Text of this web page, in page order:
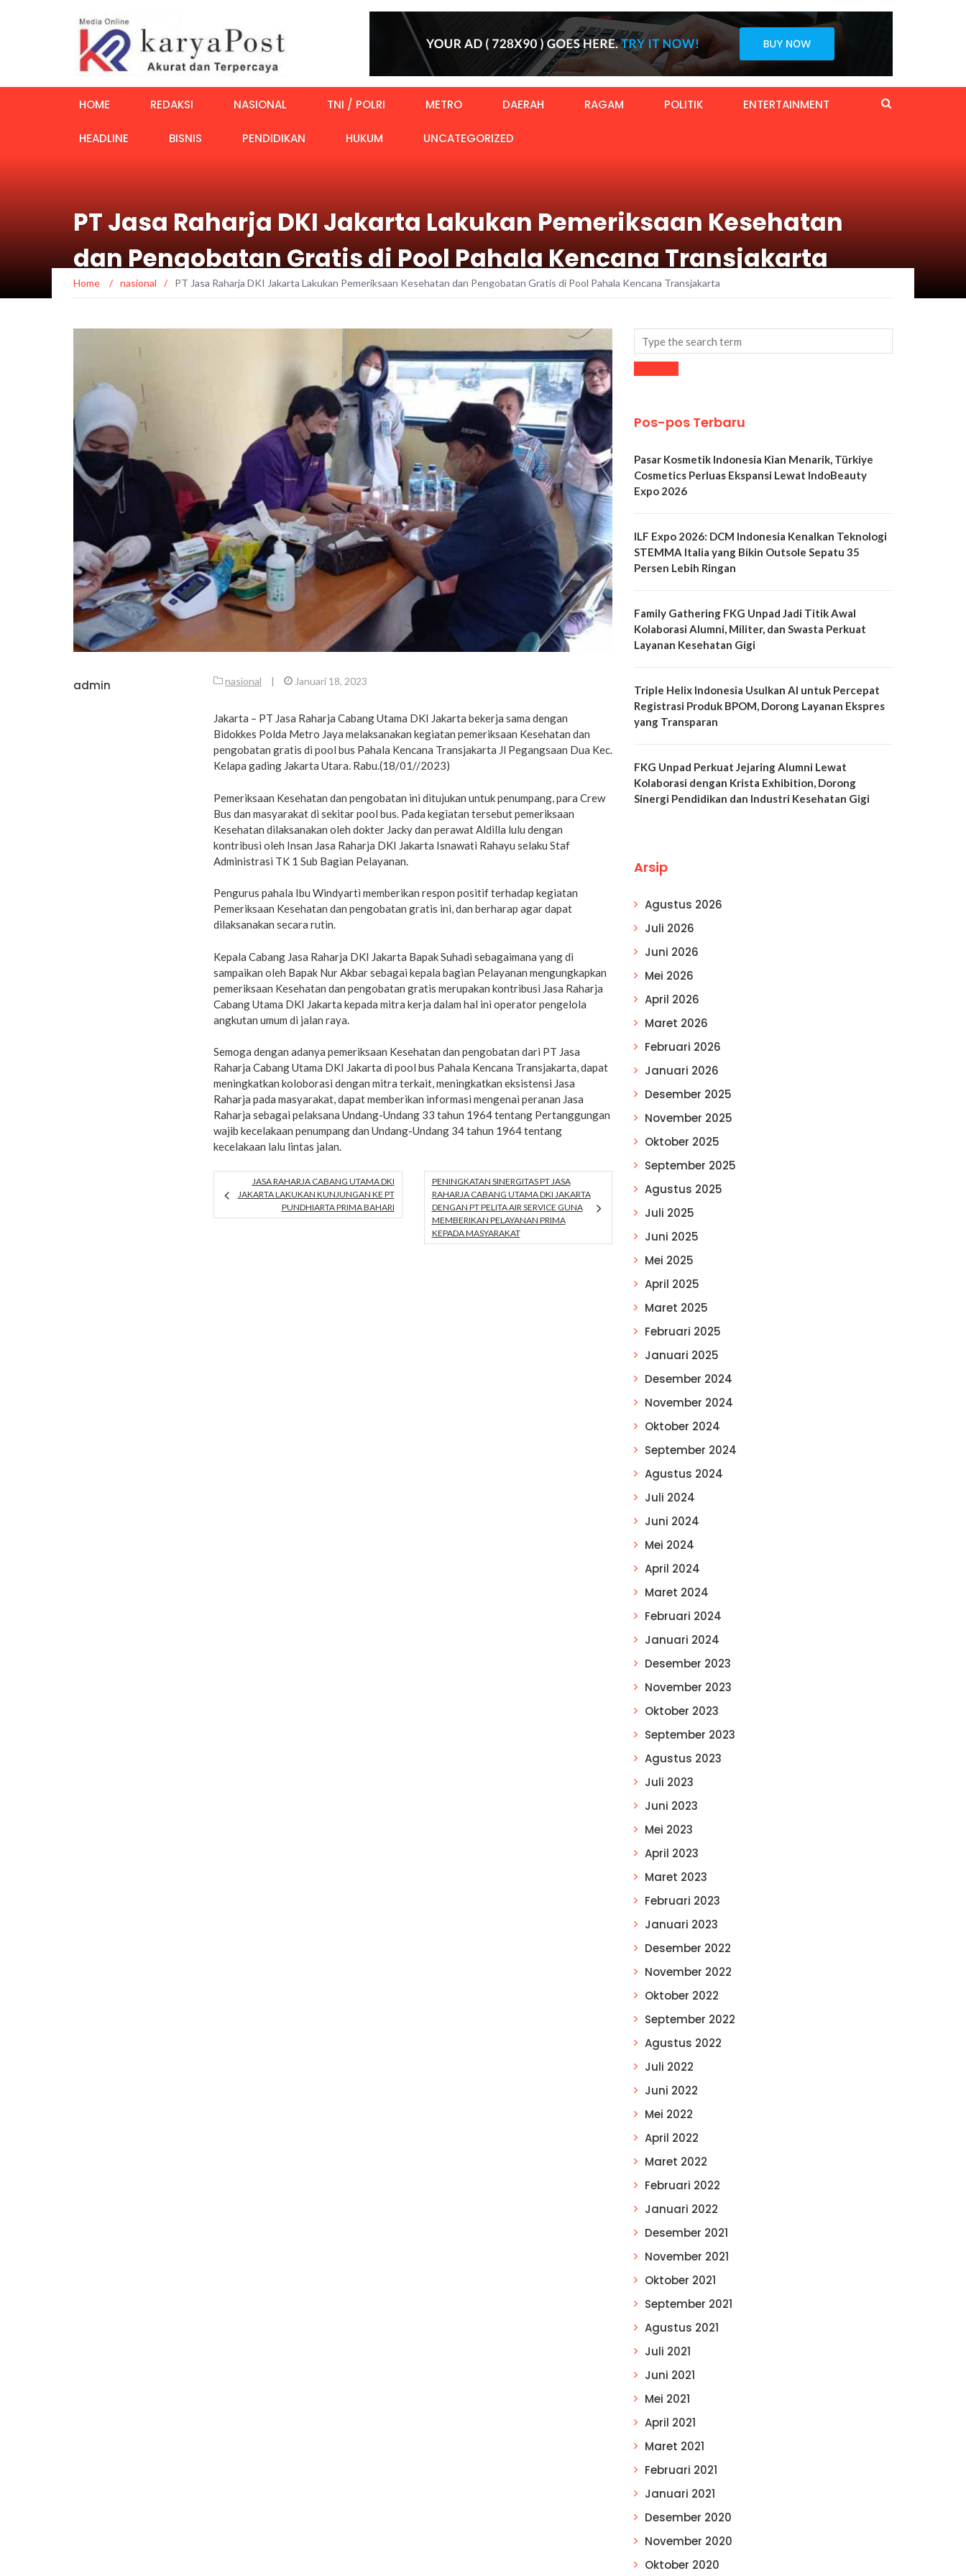
HOME REDAKSI NASIONAL TNI / POLRI METRO DAERAH RAGAM POLITIK ENTERTAINMENT
HEADLINE BISNIS PENDIDIKAN HUKUM UNCATEGORIZED
PT Jasa Raharja DKI Jakarta Lakukan Pemeriksaan Kesehatan
dan Pengobatan Gratis di Pool Pahala Kencana Transjakarta
Home / nasional / PT Jasa Raharja DKI Jakarta Lakukan Pemeriksaan Kesehatan dan Pengobatan Gratis di Pool Pahala Kencana Transjakarta
admin nasional Januari 18, 2023
Jakarta – PT Jasa Raharja Cabang Utama DKI Jakarta bekerja sama dengan
Bidokkes Polda Metro Jaya melaksanakan kegiatan pemeriksaan Kesehatan dan
pengobatan gratis di pool bus Pahala Kencana Transjakarta Jl Pegangsaan Dua Kec.
Kelapa gading Jakarta Utara. Rabu.(18/01//2023)
Pemeriksaan Kesehatan dan pengobatan ini ditujukan untuk penumpang, para Crew
Bus dan masyarakat di sekitar pool bus. Pada kegiatan tersebut pemeriksaan
Kesehatan dilaksanakan oleh dokter Jacky dan perawat Aldilla lulu dengan
kontribusi oleh Insan Jasa Raharja DKI Jakarta Isnawati Rahayu selaku Staf
Administrasi TK 1 Sub Bagian Pelayanan.
Pengurus pahala Ibu Windyarti memberikan respon positif terhadap kegiatan
Pemeriksaan Kesehatan dan pengobatan gratis ini, dan berharap agar dapat
dilaksanakan secara rutin.
Kepala Cabang Jasa Raharja DKI Jakarta Bapak Suhadi sebagaimana yang di
sampaikan oleh Bapak Nur Akbar sebagai kepala bagian Pelayanan mengungkapkan
pemeriksaan Kesehatan dan pengobatan gratis merupakan kontribusi Jasa Raharja
Cabang Utama DKI Jakarta kepada mitra kerja dalam hal ini operator pengelola
angkutan umum di jalan raya.
Semoga dengan adanya pemeriksaan Kesehatan dan pengobatan dari PT Jasa
Raharja Cabang Utama DKI Jakarta di pool bus Pahala Kencana Transjakarta, dapat
meningkatkan koloborasi dengan mitra terkait, meningkatkan eksistensi Jasa
Raharja pada masyarakat, dapat memberikan informasi mengenai peranan Jasa
Raharja sebagai pelaksana Undang-Undang 33 tahun 1964 tentang Pertanggungan
wajib kecelakaan penumpang dan Undang-Undang 34 tahun 1964 tentang
kecelakaan lalu lintas jalan.
JASA RAHARJA CABANG UTAMA DKI
JAKARTA LAKUKAN KUNJUNGAN KE PT
PUNDHIARTA PRIMA BAHARI
PENINGKATAN SINERGITAS PT JASA
RAHARJA CABANG UTAMA DKI JAKARTA
DENGAN PT PELITA AIR SERVICE GUNA
MEMBERIKAN PELAYANAN PRIMA
KEPADA MASYARAKAT
Pos-pos Terbaru
Pasar Kosmetik Indonesia Kian Menarik, Türkiye
Cosmetics Perluas Ekspansi Lewat IndoBeauty
Expo 2026
ILF Expo 2026: DCM Indonesia Kenalkan Teknologi
STEMMA Italia yang Bikin Outsole Sepatu 35
Persen Lebih Ringan
Family Gathering FKG Unpad Jadi Titik Awal
Kolaborasi Alumni, Militer, dan Swasta Perkuat
Layanan Kesehatan Gigi
Triple Helix Indonesia Usulkan AI untuk Percepat
Registrasi Produk BPOM, Dorong Layanan Ekspres
yang Transparan
FKG Unpad Perkuat Jejaring Alumni Lewat
Kolaborasi dengan Krista Exhibition, Dorong
Sinergi Pendidikan dan Industri Kesehatan Gigi
Arsip
Agustus 2026
Juli 2026
Juni 2026
Mei 2026
April 2026
Maret 2026
Februari 2026
Januari 2026
Desember 2025
November 2025
Oktober 2025
September 2025
Agustus 2025
Juli 2025
Juni 2025
Mei 2025
April 2025
Maret 2025
Februari 2025
Januari 2025
Desember 2024
November 2024
Oktober 2024
September 2024
Agustus 2024
Juli 2024
Juni 2024
Mei 2024
April 2024
Maret 2024
Februari 2024
Januari 2024
Desember 2023
November 2023
Oktober 2023
September 2023
Agustus 2023
Juli 2023
Juni 2023
Mei 2023
April 2023
Maret 2023
Februari 2023
Januari 2023
Desember 2022
November 2022
Oktober 2022
September 2022
Agustus 2022
Juli 2022
Juni 2022
Mei 2022
April 2022
Maret 2022
Februari 2022
Januari 2022
Desember 2021
November 2021
Oktober 2021
September 2021
Agustus 2021
Juli 2021
Juni 2021
Mei 2021
April 2021
Maret 2021
Februari 2021
Januari 2021
Desember 2020
November 2020
Oktober 2020